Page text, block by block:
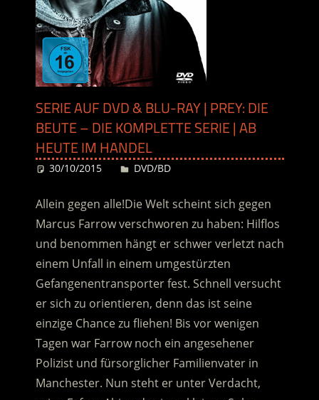
SERIE AUF DVD & BLU-RAY | PREY: DIE
BEUTE – DIE KOMPLETTE SERIE | AB
HEUTE IM HANDEL
30/10/2015 Desiree
DVD/BD
Allein gegen alle!Die Welt scheint sich gegen
Marcus Farrow verschworen zu haben: Hilflos
und benommen hängt er schwer verletzt nach
einem Unfall in einem umgestürzten
Gefangenentransporter fest. Schnell versucht
er sich zu orientieren, denn das ist seine
einzige Chance zu fliehen! Bis vor wenigen
Tagen war Farrow noch ein angesehener
Polizist und fürsorglicher Familienvater in
Manchester. Nun steht er unter Verdacht,